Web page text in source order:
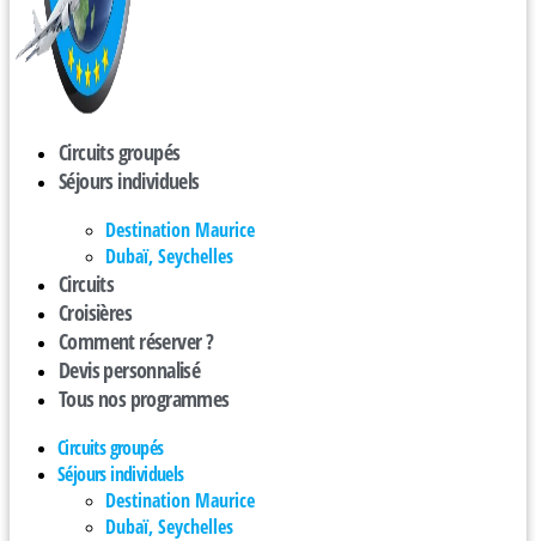
Circuits groupés
Séjours individuels
Destination Maurice
Dubaï, Seychelles
Circuits
Croisières
Comment réserver ?
Devis personnalisé
Tous nos programmes
Circuits groupés
Séjours individuels
Destination Maurice
Dubaï, Seychelles